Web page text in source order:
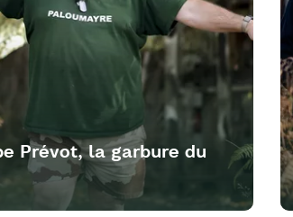
Prévot, la garbure du